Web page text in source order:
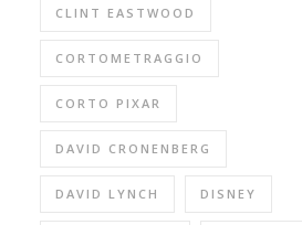
CLINT EASTWOOD
CORTOMETRAGGIO
CORTO PIXAR
DAVID CRONENBERG
DAVID LYNCH DISNEY